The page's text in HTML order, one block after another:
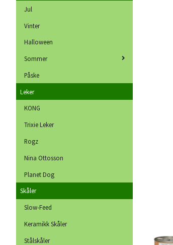
Jul
Vinter
Halloween
Sommer
Påske
Leker
KONG
Trixie Leker
Rogz
Nina Ottosson
Planet Dog
Skåler
Slow-Feed
Keramikk Skåler
Stålskåler